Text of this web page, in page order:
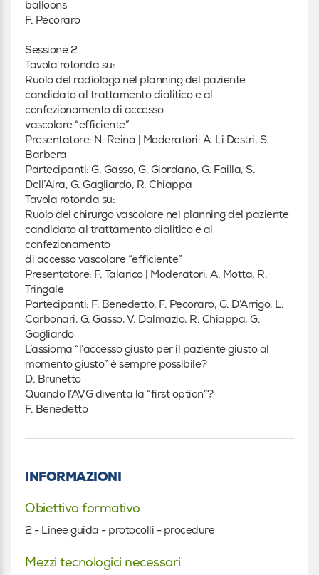
balloons
F. Pecoraro
Sessione 2
Tavola rotonda su:
Ruolo del radiologo nel planning del paziente
candidato al trattamento dialitico e al
confezionamento di accesso
vascolare “efficiente”
Presentatore: N. Reina | Moderatori: A. Li Destri, S.
Barbera
Partecipanti: G. Gasso, G. Giordano, G. Failla, S.
Dell’Aira, G. Gagliardo, R. Chiappa
Tavola rotonda su:
Ruolo del chirurgo vascolare nel planning del paziente
candidato al trattamento dialitico e al
confezionamento
di accesso vascolare “efficiente”
Presentatore: F. Talarico | Moderatori: A. Motta, R.
Tringale
Partecipanti: F. Benedetto, F. Pecoraro, G. D’Arrigo, L.
Carbonari, G. Gasso, V. Dalmazio, R. Chiappa, G.
Gagliardo
L’assioma “l’accesso giusto per il paziente giusto al
momento giusto” è sempre possibile?
D. Brunetto
Quando l’AVG diventa la “first option”?
F. Benedetto
INFORMAZIONI
Obiettivo formativo
2 - Linee guida - protocolli - procedure
Mezzi tecnologici necessari